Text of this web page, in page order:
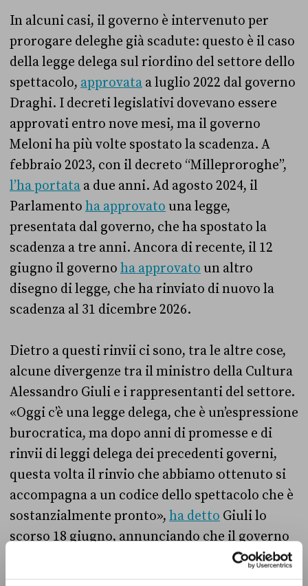
In alcuni casi, il governo è intervenuto per
prorogare deleghe già scadute: questo è il caso
della legge delega sul riordino del settore dello
spettacolo, approvata a luglio 2022 dal governo
Draghi. I decreti legislativi dovevano essere
approvati entro nove mesi, ma il governo
Meloni ha più volte spostato la scadenza. A
febbraio 2023, con il decreto “Milleproroghe”,
l’ha portata a due anni. Ad agosto 2024, il
Parlamento ha approvato una legge,
presentata dal governo, che ha spostato la
scadenza a tre anni. Ancora di recente, il 12
giugno il governo ha approvato un altro
disegno di legge, che ha rinviato di nuovo la
scadenza al 31 dicembre 2026.
Dietro a questi rinvii ci sono, tra le altre cose,
alcune divergenze tra il ministro della Cultura
Alessandro Giuli e i rappresentanti del settore.
«Oggi c’è una legge delega, che è un’espressione
burocratica, ma dopo anni di promesse e di
rinvii di leggi delega dei precedenti governi,
questa volta il rinvio che abbiamo ottenuto si
accompagna a un codice dello spettacolo che è
sostanzialmente pronto», ha detto Giuli lo
scorso 18 giugno, annunciando che il governo
avrebbe pronto un altro provvedimento sul
tema.